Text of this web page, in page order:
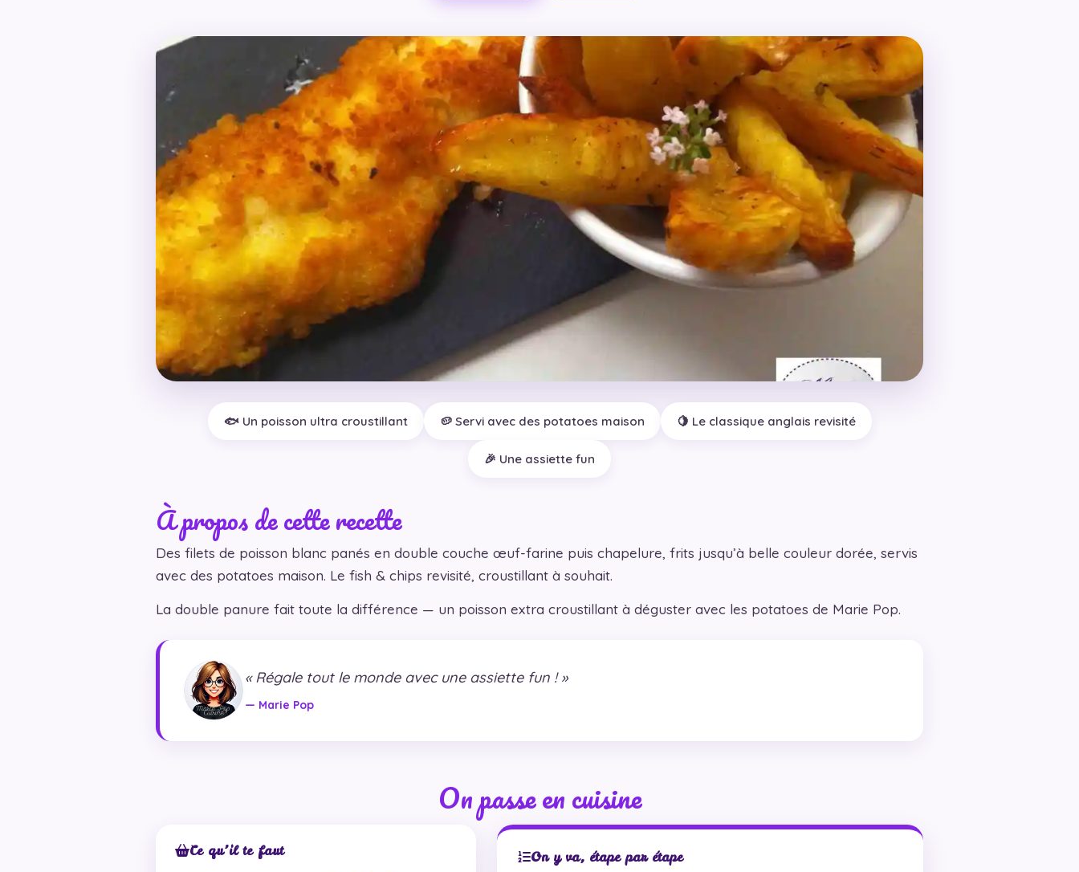
🐟 Un poisson ultra croustillant 🥔 Servi avec des potatoes maison 🍋 Le classique anglais revisité
🎉 Une assiette fun
À propos de cette recette
Des filets de poisson blanc panés en double couche œuf-farine puis chapelure, frits jusqu’à belle couleur dorée, servis
avec des potatoes maison. Le fish & chips revisité, croustillant à souhait.
La double panure fait toute la différence — un poisson extra croustillant à déguster avec les potatoes de Marie Pop.
« Régale tout le monde avec une assiette fun ! »
— Marie Pop
On passe en cuisine
Ce qu’il te faut On y va, étape par étape